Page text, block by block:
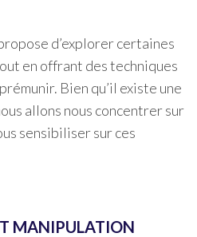
d’explorer certaines
en offrant des techniques
Bien qu’il existe une
allons nous concentrer sur
sensibiliser sur ces
MANIPULATION